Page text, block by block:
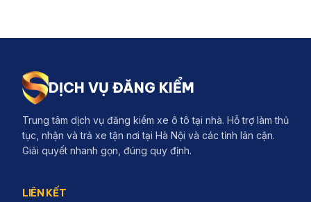
DỊCH VỤ ĐĂNG KIỂM
Trung tâm dịch vụ đăng kiểm xe ô tô tại nhà. Hỗ trợ làm thủ
tục, nhận và trả xe tận nơi tại Hà Nội và các tỉnh lân cận.
Giải quyết nhanh gọn, đúng quy định.
LIÊN KẾT